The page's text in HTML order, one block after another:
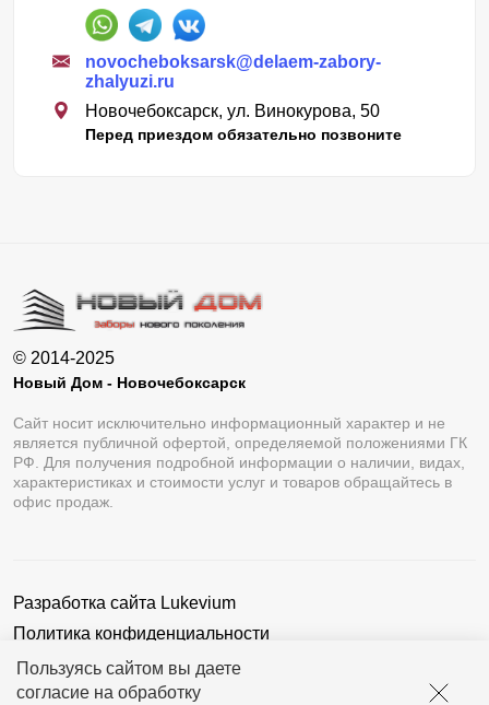
Пользуясь сайтом вы даете
согласие на обработку
novocheboksarsk@delaem-zabory-
zhalyuzi.ru
Новочебоксарск, ул. Винокурова, 50
Перед приездом обязательно позвоните
© 2014-2025
Новый Дом - Новочебоксарск
Сайт носит исключительно информационный характер и не
является публичной офертой, определяемой положениями ГК
РФ. Для получения подробной информации о наличии, видах,
характеристиках и стоимости услуг и товаров обращайтесь в
офис продаж.
Разработка сайта Lukevium
Политика конфиденциальности
Пользовательское соглашение